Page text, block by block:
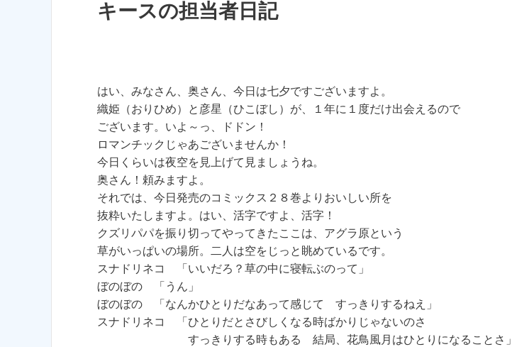
キースの担当者日記
はい、みなさん、奥さん、今日は七夕ですございますよ。
織姫（おりひめ）と彦星（ひこぼし）が、１年に１度だけ出会えるので
ございます。いよ～っ、ドドン！
ロマンチックじゃあございませんか！
今日くらいは夜空を見上げて見ましょうね。
奥さん！頼みますよ。
それでは、今日発売のコミックス２８巻よりおいしい所を
抜粋いたしますよ。はい、活字ですよ、活字！
クズリパパを振り切ってやってきたここは、アグラ原という
草がいっぱいの場所。二人は空をじっと眺めているです。
スナドリネコ 「いいだろ？草の中に寝転ぶのって」
ぼのぼの 「うん」
ぼのぼの 「なんかひとりだなあって感じて すっきりするねえ」
スナドリネコ 「ひとりだとさびしくなる時ばかりじゃないのさ
すっきりする時もある 結局、花鳥風月はひとりになることさ」